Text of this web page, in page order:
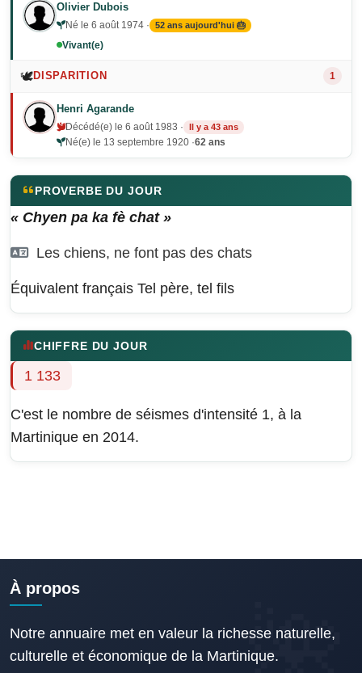
Olivier Dubois
Né le 6 août 1974 · 52 ans aujourd'hui 🎂
Vivant(e)
🕊️DISPARITION 1
Henri Agarande
Décédé(e) le 6 août 1983 · Il y a 43 ans
Né(e) le 13 septembre 1920 ·62 ans
PROVERBE DU JOUR
« Chyen pa ka fè chat »
Les chiens, ne font pas des chats
Équivalent français Tel père, tel fils
CHIFFRE DU JOUR
1 133
C'est le nombre de séismes d'intensité 1, à la
Martinique en 2014.
À propos
Notre annuaire met en valeur la richesse naturelle,
culturelle et économique de la Martinique.